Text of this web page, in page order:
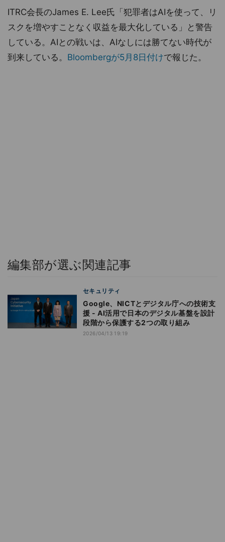
ITRC会長のJames E. Lee氏「犯罪者はAIを使って、リ
スクを増やすことなく収益を最大化している」と警告
している。AIとの戦いは、AIなしには勝てない時代が
到来している。 Bloombergが5月8日付けで報じた。
編集部が選ぶ関連記事
セキュリティ
Google、NICTとデジタル庁への技術支
援 - AI活用で日本のデジタル基盤を設計
段階から保護する2つの取り組み
2026/04/13 19:19